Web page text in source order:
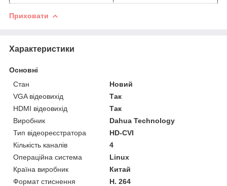
Приховати
Характеристики
Основні
Стан
Новий
VGA відеовихід
Так
HDMI відеовихід
Так
Виробник
Dahua Technology
Тип відеореєстратора
HD-CVI
Кількість каналів
4
Операційна система
Linux
Країна виробник
Китай
Формат стиснення
H. 264